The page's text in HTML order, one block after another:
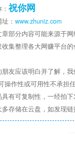
祝你网
： www.zhuniz.com
部分内容可能来源于
收集整理各大网赚平台
友应该明白并了解，
操作性或可用性不承担
有可复制性，一经拍下
存储在云盘，如发现